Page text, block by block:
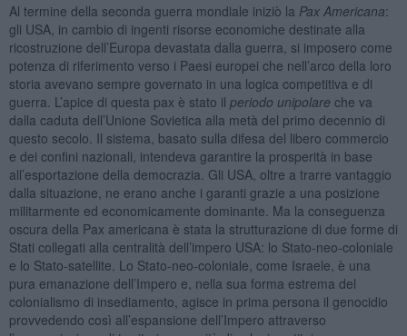
Al termine della seconda guerra mondiale iniziò la Pax Americana:
gli USA, in cambio di ingenti risorse economiche destinate alla
ricostruzione dell’Europa devastata dalla guerra, si imposero come
potenza di riferimento verso i Paesi europei che nell’arco della loro
storia avevano sempre governato in una logica competitiva e di
guerra. L’apice di questa pax è stato il periodo unipolare che va
dalla caduta dell’Unione Sovietica alla metà del primo decennio di
questo secolo. Il sistema, basato sulla difesa del libero commercio
e dei confini nazionali, intendeva garantire la prosperità in base
all’esportazione della democrazia. Gli USA, oltre a trarre vantaggio
dalla situazione, ne erano anche i garanti grazie a una posizione
militarmente ed economicamente dominante. Ma la conseguenza
oscura della Pax americana è stata la strutturazione di due forme di
Stati collegati alla centralità dell’impero USA: lo Stato-neo-coloniale
e lo Stato-satellite. Lo Stato-neo-coloniale, come Israele, è una
pura emanazione dell’Impero e, nella sua forma estrema del
colonialismo di insediamento, agisce in prima persona il genocidio
provvedendo così all’espansione dell’Impero attraverso